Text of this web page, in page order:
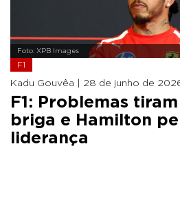
Foto: XPB Images
F1
Kadu Gouvêa | 28 de junho de 2026
F1: Problemas
briga e Hamilton
liderança